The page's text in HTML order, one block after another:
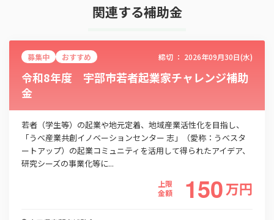
関連する補助金
募集中 おすすめ 締切 ： 2026年09月30日(水)
令和8年度 宇部市若者起業家チャレンジ補助
金
若者（学生等）の起業や地元定着、地域産業活性化を目指し、
「うべ産業共創イノベーションセンター 志」（愛称：うべスタ
ートアップ）の起業コミュニティを活用して得られたアイデア、
研究シーズの事業化等に...
上限
金額
150万円